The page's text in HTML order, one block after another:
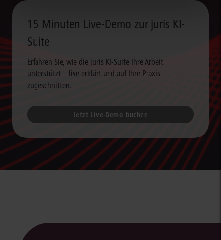
15 Minuten Live-Demo zur juris KI-
Suite
Erfahren Sie, wie die juris KI-Suite Ihre Arbeit
unterstützt – live erklärt und auf Ihre Praxis
zugeschnitten.
Jetzt Live-Demo buchen